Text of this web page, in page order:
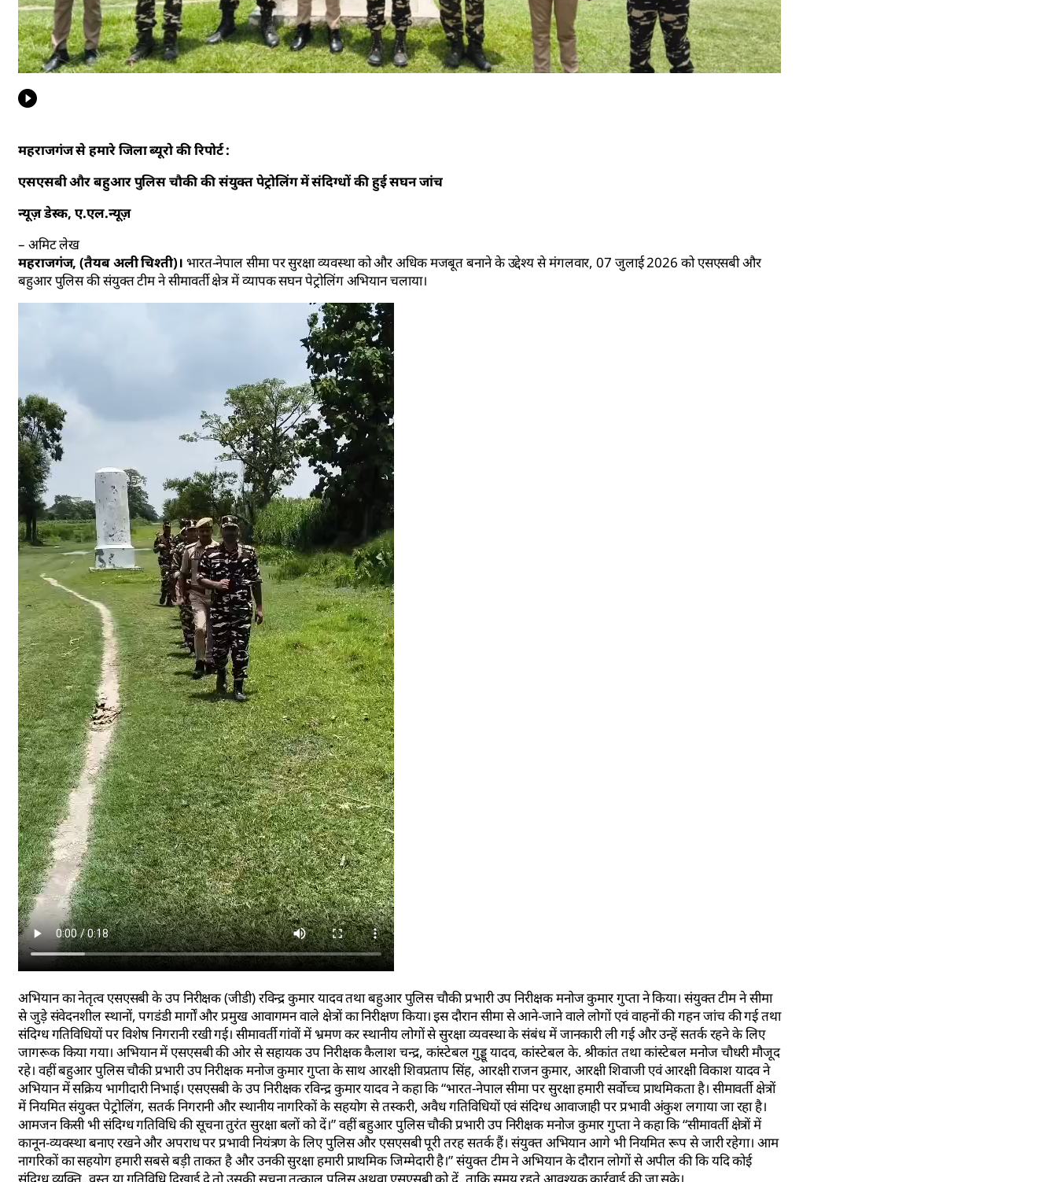
महराजगंज से हमारे जिला ब्यूरो की रिपोर्ट :
एसएसबी और बहुआर पुलिस चौकी की संयुक्त पेट्रोलिंग में संदिग्धों की हुई सघन जांच
न्यूज़ डेस्क, ए.एल.न्यूज़
– अमिट लेख
महराजगंज, (तैयब अली चिश्ती)। भारत-नेपाल सीमा पर सुरक्षा व्यवस्था को और अधिक मजबूत बनाने के उद्देश्य से मंगलवार, 07 जुलाई 2026 को एसएसबी और
बहुआर पुलिस की संयुक्त टीम ने सीमावर्ती क्षेत्र में व्यापक सघन पेट्रोलिंग अभियान चलाया।
अभियान का नेतृत्व एसएसबी के उप निरीक्षक (जीडी) रविन्द्र कुमार यादव तथा बहुआर पुलिस चौकी प्रभारी उप निरीक्षक मनोज कुमार गुप्ता ने किया। संयुक्त टीम ने सीमा
से जुड़े संवेदनशील स्थानों, पगडंडी मार्गों और प्रमुख आवागमन वाले क्षेत्रों का निरीक्षण किया। इस दौरान सीमा से आने-जाने वाले लोगों एवं वाहनों की गहन जांच की गई तथा
संदिग्ध गतिविधियों पर विशेष निगरानी रखी गई। सीमावर्ती गांवों में भ्रमण कर स्थानीय लोगों से सुरक्षा व्यवस्था के संबंध में जानकारी ली गई और उन्हें सतर्क रहने के लिए
जागरूक किया गया। अभियान में एसएसबी की ओर से सहायक उप निरीक्षक कैलाश चन्द्र, कांस्टेबल गुड्डू यादव, कांस्टेबल के. श्रीकांत तथा कांस्टेबल मनोज चौधरी मौजूद
रहे। वहीं बहुआर पुलिस चौकी प्रभारी उप निरीक्षक मनोज कुमार गुप्ता के साथ आरक्षी शिवप्रताप सिंह, आरक्षी राजन कुमार, आरक्षी शिवाजी एवं आरक्षी विकाश यादव ने
अभियान में सक्रिय भागीदारी निभाई। एसएसबी के उप निरीक्षक रविन्द्र कुमार यादव ने कहा कि “भारत-नेपाल सीमा पर सुरक्षा हमारी सर्वोच्च प्राथमिकता है। सीमावर्ती क्षेत्रों
में नियमित संयुक्त पेट्रोलिंग, सतर्क निगरानी और स्थानीय नागरिकों के सहयोग से तस्करी, अवैध गतिविधियों एवं संदिग्ध आवाजाही पर प्रभावी अंकुश लगाया जा रहा है।
आमजन किसी भी संदिग्ध गतिविधि की सूचना तुरंत सुरक्षा बलों को दें।” वहीं बहुआर पुलिस चौकी प्रभारी उप निरीक्षक मनोज कुमार गुप्ता ने कहा कि “सीमावर्ती क्षेत्रों में
कानून-व्यवस्था बनाए रखने और अपराध पर प्रभावी नियंत्रण के लिए पुलिस और एसएसबी पूरी तरह सतर्क हैं। संयुक्त अभियान आगे भी नियमित रूप से जारी रहेगा। आम
नागरिकों का सहयोग हमारी सबसे बड़ी ताकत है और उनकी सुरक्षा हमारी प्राथमिक जिम्मेदारी है।” संयुक्त टीम ने अभियान के दौरान लोगों से अपील की कि यदि कोई
संदिग्ध व्यक्ति, वस्तु या गतिविधि दिखाई दे तो उसकी सूचना तत्काल पुलिस अथवा एसएसबी को दें, ताकि समय रहते आवश्यक कार्रवाई की जा सके।